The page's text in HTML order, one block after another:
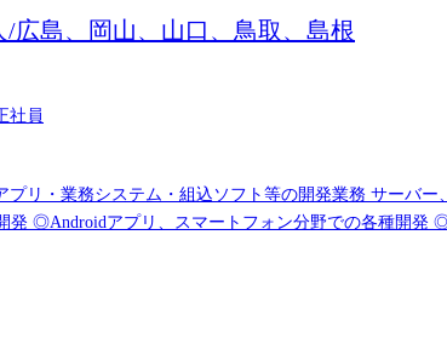
広島、岡山、山口、鳥取、島根
社員
・組込ソフト等の開発業務 サーバー、ネットワーク等の構築業務 【案件例】 <Web・
リ、スマートフォン分野での各種開発 ◎ECサイト、ポータルサイトの開発 <業務